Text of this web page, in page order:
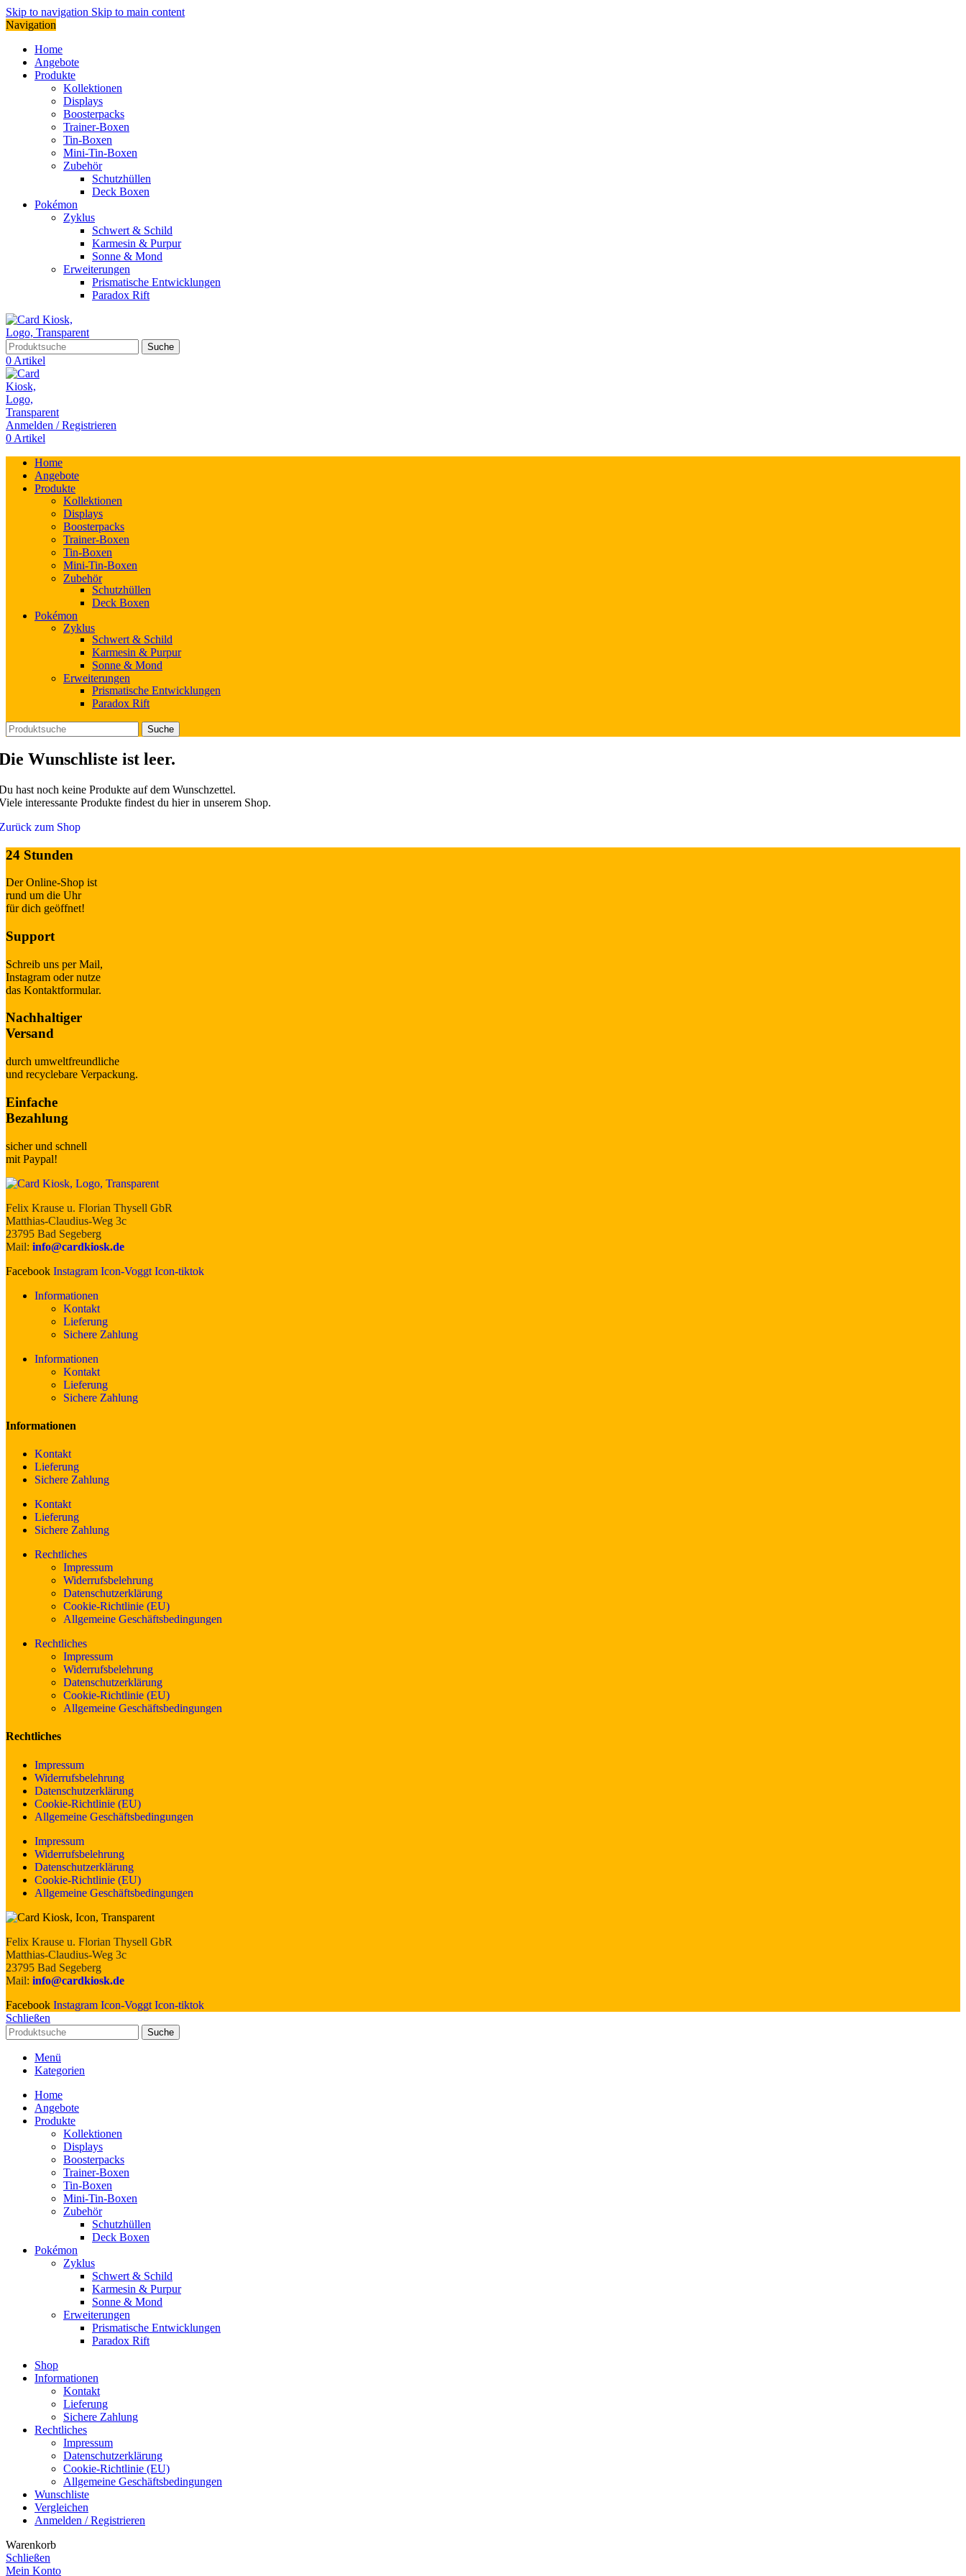
Skip to navigation Skip to main content
Navigation
Home
Angebote
Produkte
Kollektionen
Displays
Boosterpacks
Trainer-Boxen
Tin-Boxen
Mini-Tin-Boxen
Zubehör
Schutzhüllen
Deck Boxen
Pokémon
Zyklus
Schwert & Schild
Karmesin & Purpur
Sonne & Mond
Erweiterungen
Prismatische Entwicklungen
Paradox Rift
Suche
0 Artikel
Anmelden / Registrieren
0 Artikel
Home
Angebote
Produkte
Kollektionen
Displays
Boosterpacks
Trainer-Boxen
Tin-Boxen
Mini-Tin-Boxen
Zubehör
Schutzhüllen
Deck Boxen
Pokémon
Zyklus
Schwert & Schild
Karmesin & Purpur
Sonne & Mond
Erweiterungen
Prismatische Entwicklungen
Paradox Rift
Suche
Wunschliste ist leer.
hast noch keine Produkte auf dem Wunschzettel.
interessante Produkte findest du hier in unserem Shop.
zum Shop
24 Stunden
Der Online-Shop ist
rund um die Uhr
für dich geöffnet!
Support
Schreib uns per Mail,
Instagram oder nutze
das Kontaktformular.
Nachhaltiger
Versand
durch umweltfreundliche
und recyclebare Verpackung.
Einfache
Bezahlung
sicher und schnell
mit Paypal!
Felix Krause u. Florian Thysell GbR
Matthias-Claudius-Weg 3c
23795 Bad Segeberg
Mail: info@cardkiosk.de
Facebook Instagram Icon-Voggt Icon-tiktok
Informationen
Kontakt
Lieferung
Sichere Zahlung
Informationen
Kontakt
Lieferung
Sichere Zahlung
Informationen
Kontakt
Lieferung
Sichere Zahlung
Kontakt
Lieferung
Sichere Zahlung
Rechtliches
Impressum
Widerrufsbelehrung
Datenschutzerklärung
Cookie-Richtlinie (EU)
Allgemeine Geschäftsbedingungen
Rechtliches
Impressum
Widerrufsbelehrung
Datenschutzerklärung
Cookie-Richtlinie (EU)
Allgemeine Geschäftsbedingungen
Rechtliches
Impressum
Widerrufsbelehrung
Datenschutzerklärung
Cookie-Richtlinie (EU)
Allgemeine Geschäftsbedingungen
Impressum
Widerrufsbelehrung
Datenschutzerklärung
Cookie-Richtlinie (EU)
Allgemeine Geschäftsbedingungen
Felix Krause u. Florian Thysell GbR
Matthias-Claudius-Weg 3c
23795 Bad Segeberg
Mail: info@cardkiosk.de
Facebook Instagram Icon-Voggt Icon-tiktok
Schließen
Suche
Menü
Kategorien
Home
Angebote
Produkte
Kollektionen
Displays
Boosterpacks
Trainer-Boxen
Tin-Boxen
Mini-Tin-Boxen
Zubehör
Schutzhüllen
Deck Boxen
Pokémon
Zyklus
Schwert & Schild
Karmesin & Purpur
Sonne & Mond
Erweiterungen
Prismatische Entwicklungen
Paradox Rift
Shop
Informationen
Kontakt
Lieferung
Sichere Zahlung
Rechtliches
Impressum
Datenschutzerklärung
Cookie-Richtlinie (EU)
Allgemeine Geschäftsbedingungen
Wunschliste
Vergleichen
Anmelden / Registrieren
Warenkorb
Schließen
Mein Konto